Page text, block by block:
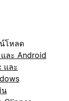
โหลด
และ Android
และ